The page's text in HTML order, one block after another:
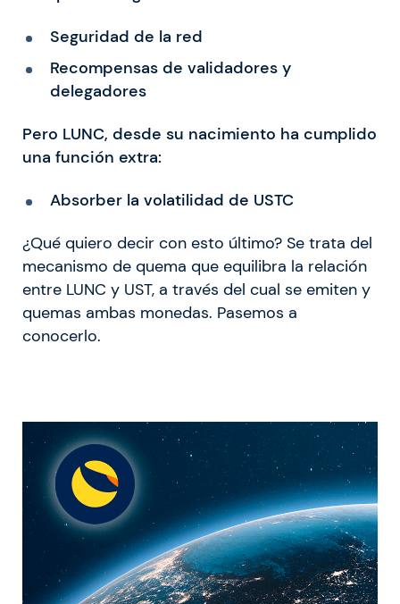
Seguridad de la red
Recompensas de validadores y
delegadores
Pero LUNC, desde su nacimiento ha cumplido
una función extra:
Absorber la volatilidad de USTC
¿Qué quiero decir con esto último? Se trata del
mecanismo de quema que equilibra la relación
entre LUNC y UST, a través del cual se emiten y
quemas ambas monedas. Pasemos a
conocerlo.